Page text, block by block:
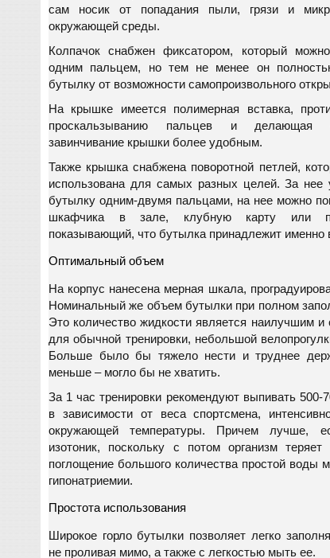
сам носик от попадания пыли, грязи и
окружающей среды.
Колпачок снабжен фиксатором, который
одним пальцем, но тем не менее он
бутылку от возможности самопроизвольного
На крышке имеется полимерная вставка,
проскальзыванию пальцев и делающая
завинчивание крышки более удобным.
Также крышка снабжена поворотной петлей,
использована для самых разных целей. За нее
бутылку одним-двумя пальцами, на нее можно
шкафчика в зале, клубную карту или
показывающий, что бутылка принадлежит именно
Оптимальный объем
На корпус нанесена мерная шкала,
Номинальный же объем бутылки при полном
Это количество жидкости является наилучшим
для обычной тренировки, небольшой
Больше было бы тяжело нести и труднее
меньше – могло бы не хватить.
За 1 час тренировки рекомендуют выпивать 500-
в зависимости от веса спортсмена,
окружающей температуры. Причем лучше,
изотоник, поскольку с потом организм
поглощение большого количества простой воды
гипонатриемии.
Простота использования
Широкое горло бутылки позволяет легко
не проливая мимо, а также с легкостью мыть ее.